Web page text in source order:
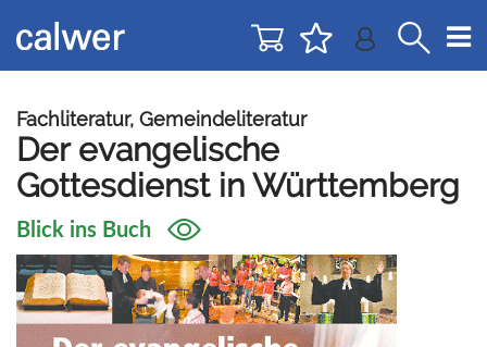
zur
Navigation
zum
Inhalt
Fachliteratur, Gemeindeliteratur
Der evangelische
Gottesdienst in Württemberg
Blick ins Buch